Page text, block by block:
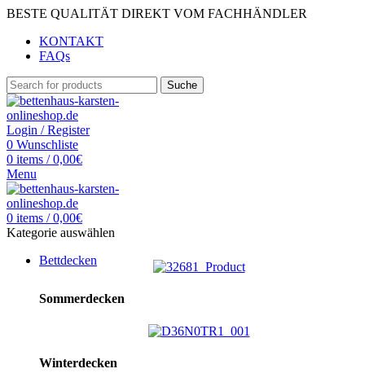
BESTE QUALITÄT DIREKT VOM FACHHÄNDLER
KONTAKT
FAQs
Suche
Login / Register
0 Wunschliste
0 items / 0,00€
Menu
0 items / 0,00€
Kategorie auswählen
Bettdecken
Sommerdecken
Winterdecken